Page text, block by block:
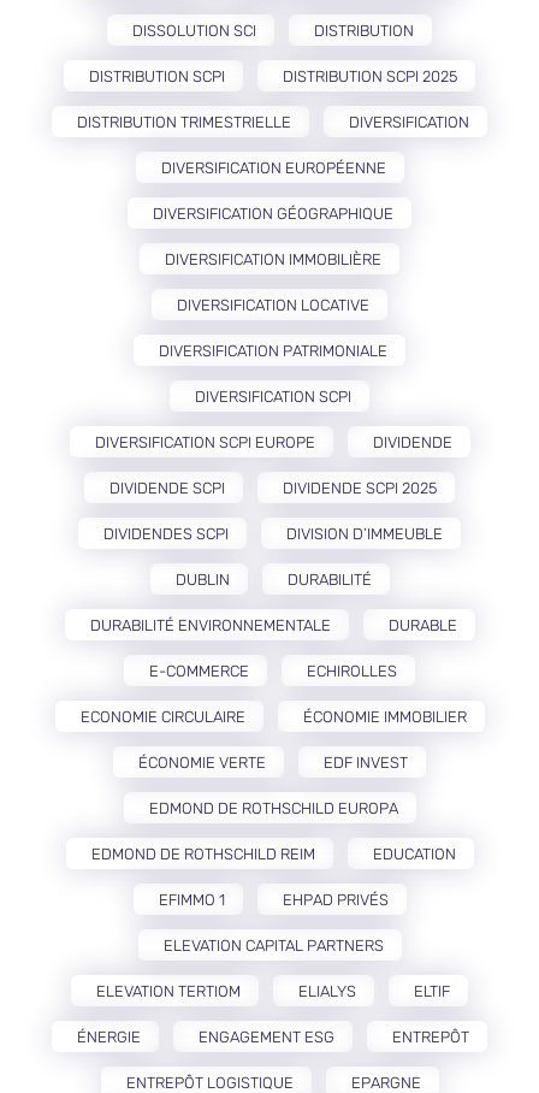
DISSOLUTION SCI DISTRIBUTION
DISTRIBUTION SCPI DISTRIBUTION SCPI 2025
DISTRIBUTION TRIMESTRIELLE DIVERSIFICATION
DIVERSIFICATION EUROPÉENNE
DIVERSIFICATION GÉOGRAPHIQUE
DIVERSIFICATION IMMOBILIÈRE
DIVERSIFICATION LOCATIVE
DIVERSIFICATION PATRIMONIALE
DIVERSIFICATION SCPI
DIVERSIFICATION SCPI EUROPE DIVIDENDE
DIVIDENDE SCPI DIVIDENDE SCPI 2025
DIVIDENDES SCPI DIVISION D’IMMEUBLE
DUBLIN DURABILITÉ
DURABILITÉ ENVIRONNEMENTALE DURABLE
E-COMMERCE ECHIROLLES
ECONOMIE CIRCULAIRE ÉCONOMIE IMMOBILIER
ÉCONOMIE VERTE EDF INVEST
EDMOND DE ROTHSCHILD EUROPA
EDMOND DE ROTHSCHILD REIM EDUCATION
EFIMMO 1 EHPAD PRIVÉS
ELEVATION CAPITAL PARTNERS
ELEVATION TERTIOM ELIALYS ELTIF
ÉNERGIE ENGAGEMENT ESG ENTREPÔT
ENTREPÔT LOGISTIQUE EPARGNE